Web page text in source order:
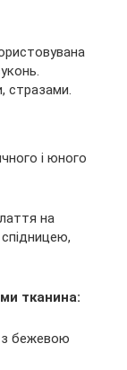
стразами.
і юного
тканина:
бежевою